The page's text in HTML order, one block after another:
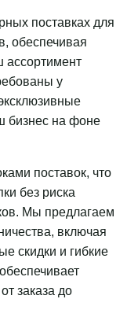
поставках для
обеспечивая
у
бизнес на фоне
поставок, что
без риска
Мы предлагаем
включая
скидки и гибкие
заказа до